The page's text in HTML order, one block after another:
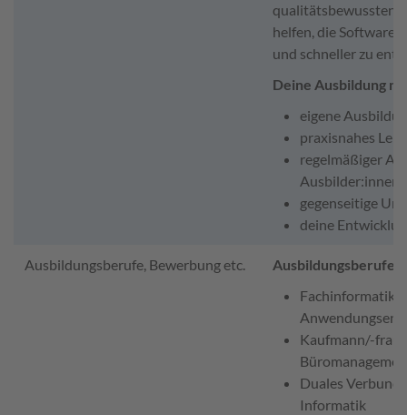
qualitätsbewussten
helfen, die Software
und schneller zu
Deine Ausbildung
eigene
praxisnahes
regelmäßiger
Ausbilder:innen
gegenseitige
deine
Ausbildungsberufe, Bewerbung etc.
Ausbildungsberufe:
Kaufmann/-frau
Duales
Informatik